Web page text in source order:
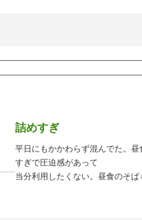
詰めすぎ
平日にもかかわらず混んでた。
すぎで圧迫感があって
当分利用したくない。昼食のそば